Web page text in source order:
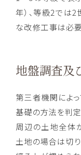
年）、等級2では
な改修工事は必
地盤調査及
第三者機関によ
基礎の方法を判定
周辺の土地全体
土地の場合は切り